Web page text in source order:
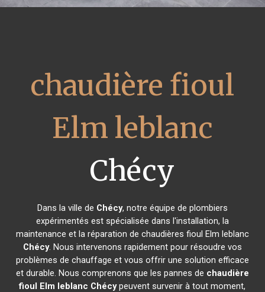
chaudière fioul
Elm leblanc
Chécy
Dans la ville de Chécy, notre équipe de plombiers
expérimentés est spécialisée dans l'installation, la
maintenance et la réparation de chaudières fioul Elm leblanc
Chécy. Nous intervenons rapidement pour résoudre vos
problèmes de chauffage et vous offrir une solution efficace
et durable. Nous comprenons que les pannes de chaudière
fioul Elm leblanc Chécypeuvent survenir à tout moment,